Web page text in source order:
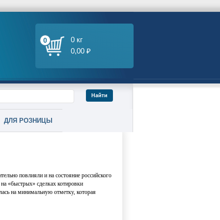
0
0 кг
0,00 ₽
ДЛЯ РОЗНИЦЫ
повлияли и на состояние российского
«быстрых» сделках котировки
на минимальную отметку, которая